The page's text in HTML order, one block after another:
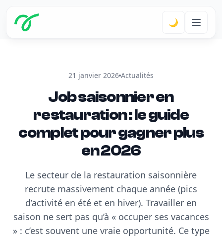
🌙
21 janvier 2026 Actualités
Job saisonnier en
restauration : le guide
complet pour gagner plus
en 2026
Le secteur de la restauration saisonnière
recrute massivement chaque année (pics
d’activité en été et en hiver). Travailler en
saison ne sert pas qu’à « occuper ses vacances
» : c’est souvent une vraie opportunité. Ce type